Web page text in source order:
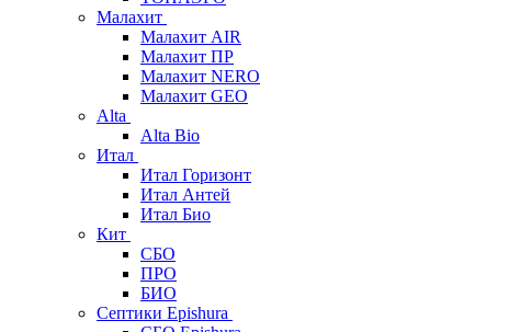
Малахит
Малахит AIR
Малахит ПР
Малахит NERO
Малахит GEO
Alta
Alta Bio
Итал
Итал Горизонт
Итал Антей
Итал Био
Кит
СБО
ПРО
БИО
Септики Epishura